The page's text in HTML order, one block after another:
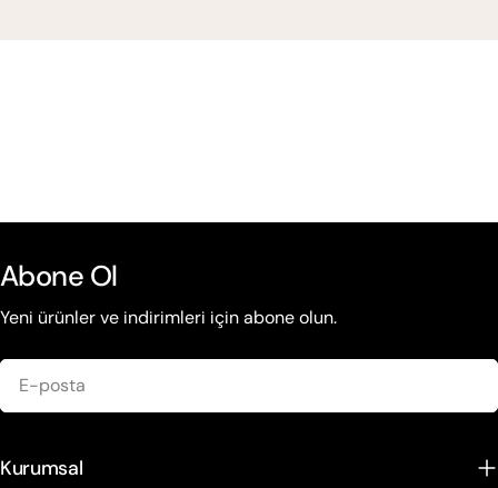
Abone Ol
Yeni ürünler ve indirimleri için abone olun.
posta
Kurumsal